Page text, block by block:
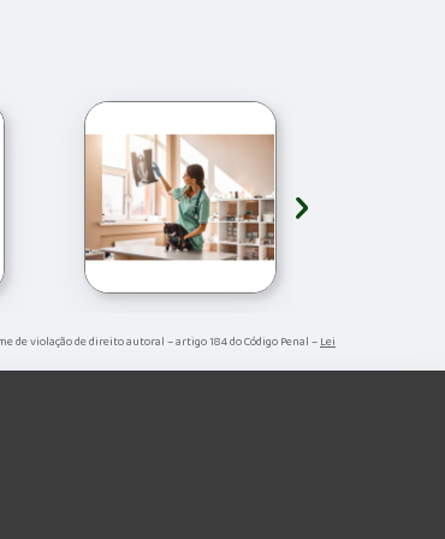
›
de violação de direito autoral – artigo 184 do Código Penal –Lei